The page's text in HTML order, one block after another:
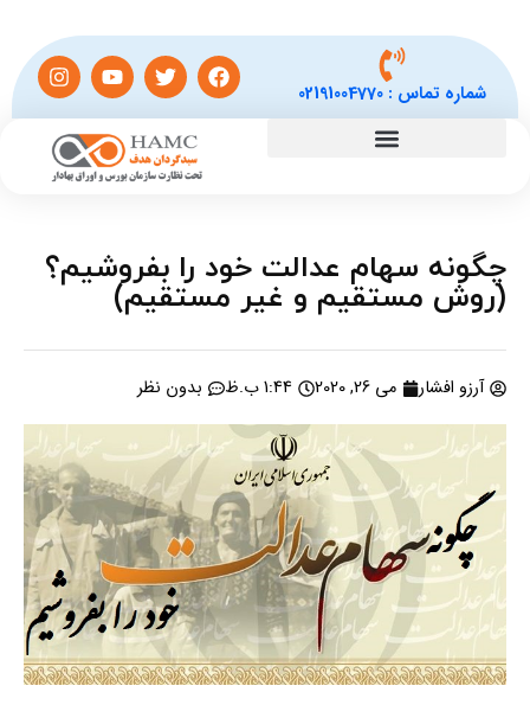
شماره تماس :02191004770
چگونه سهام عدالت خود را بفروشیم؟
(روش مستقیم و غیر مستقیم)
آرزو افشار می 26, 2020 1:44 ب.ظ بدون نظر